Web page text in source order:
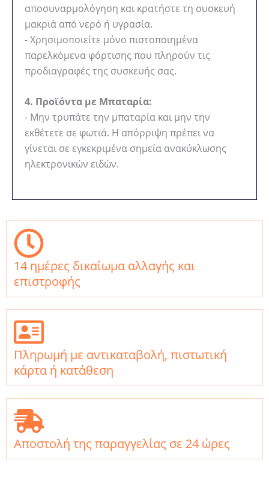
αποσυναρμολόγηση και κρατήστε τη συσκευή
μακριά από νερό ή υγρασία.
- Χρησιμοποιείτε μόνο πιστοποιημένα
παρελκόμενα φόρτισης που πληρούν τις
προδιαγραφές της συσκευής σας.
4. Προϊόντα με Μπαταρία:
- Μην τρυπάτε την μπαταρία και μην την
εκθέτετε σε φωτιά. Η απόρριψη πρέπει να
γίνεται σε εγκεκριμένα σημεία ανακύκλωσης
ηλεκτρονικών ειδών.
14 ημέρες δικαίωμα αλλαγής και
επιστροφής
Πληρωμή με αντικαταβολή, πιστωτική
κάρτα ή κατάθεση
Αποστολή της παραγγελίας σε 24 ώρες